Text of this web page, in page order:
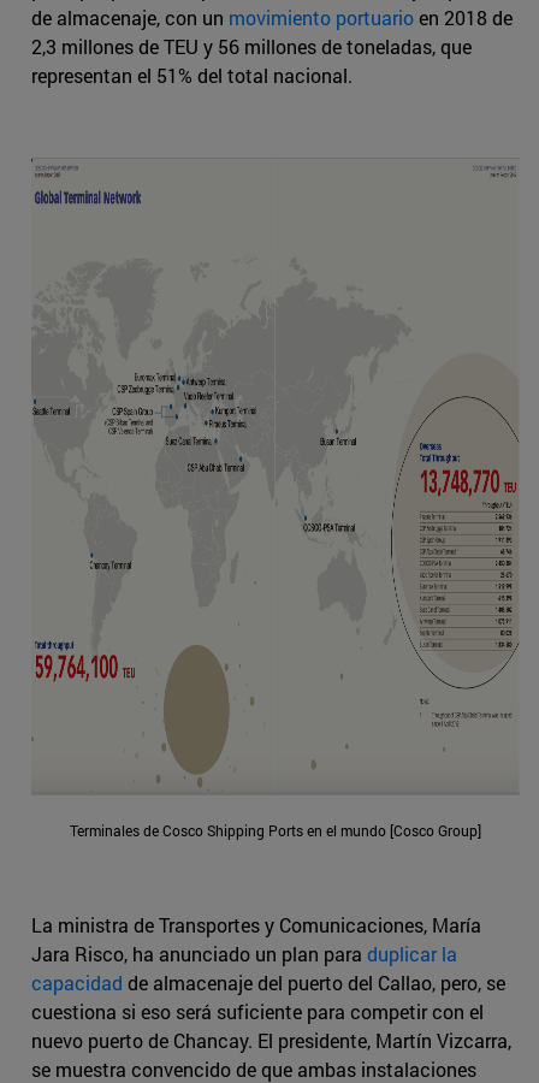
de almacenaje, con un movimiento portuarioen 2018 de
2,3 millones de TEU y 56 millones de toneladas, que
representan el 51% del total nacional.
Terminales de Cosco Shipping Ports en el mundo [Cosco Group]
La ministra de Transportes y Comunicaciones, María
Jara Risco, ha anunciado un plan para duplicar la
capacidad de almacenaje del puerto del Callao, pero, se
cuestiona si eso será suficiente para competir con el
nuevo puerto de Chancay. El presidente, Martín Vizcarra,
se muestra convencido de que ambas instalaciones